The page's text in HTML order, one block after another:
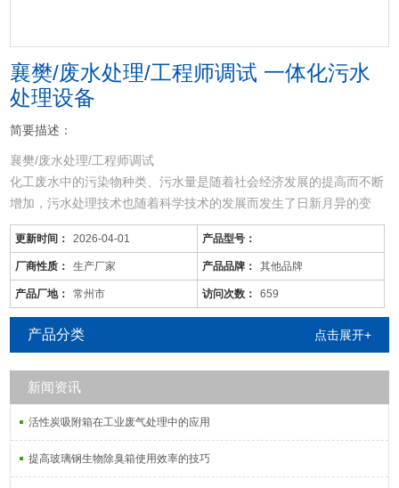
襄樊/废水处理/工程师调试 一体化污水
处理设备
简要描述：
襄樊/废水处理/工程师调试
化工废水中的污染物种类、污水量是随着社会经济发展的提高而不断
增加，污水处理技术也随着科学技术的发展而发生了日新月异的变
化，同时，旧的污水处理技术也不断被革新和发展着。尤其现在的化
工废水中的污染物是多种多样的，往往用一种工艺是不能将废水中所
有的污染物去除殆尽的。用物化工艺将化工废水处理到排放标准难度
很大，而且运行成本较高；化工废水含较多的难降解有机物，可生化
性差，而且化
更新时间： 2026-04-01 产品型号：
厂商性质： 生产厂家 产品品牌： 其他品牌
产品厂地： 常州市 访问次数： 659
产品分类 点击展开+
新闻资讯
活性炭吸附箱在工业废气处理中的应用
提高玻璃钢生物除臭箱使用效率的技巧